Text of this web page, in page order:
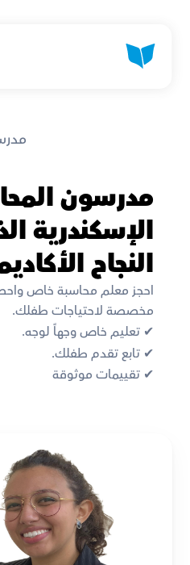
النجاح
مخصصة لاحتياجات طفلك.
✔︎ تعليم خاص وجهاً لوجه.
✔︎ تابع تقدم طفلك.
✔︎ تقييمات موثوقة